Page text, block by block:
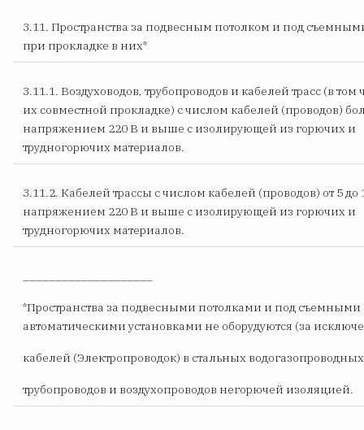
3.11. Пространства за подвесным потолком и под
при прокладке в них*
3.11.1. Воздуховодов, трубопроводов и кабелей трасс (в том
их совместной прокладке) с числом кабелей (проводов)
напряжением 220 В и выше с изолирующей из горючих и
трудногорючих материалов.
3.11.2. Кабелей трассы с числом кабелей (проводов) от 5 до
напряжением 220 В и выше с изолирующей из горючих и
трудногорючих материалов.
*Пространства за подвесными потолками и под
автоматическими установками не оборудуются (за
кабелей (Электропроводок) в стальных водогазопроводных
трубопроводов и воздухопроводов негорючей изоляцией.